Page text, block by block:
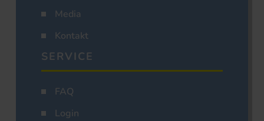
Media
Kontakt
SERVICE
FAQ
Login